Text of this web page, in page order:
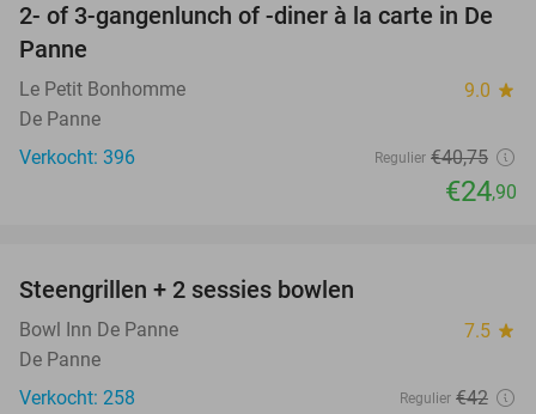
39%
2- of 3-gangenlunch of -diner à la carte in De
Panne
Le Petit Bonhomme 9.0 star
De Panne
Verkocht: 396
Regulier €40,75
€24,90
Steengrillen + 2 sessies bowlen
Bowl Inn De Panne 7.5 star
De Panne
Verkocht: 258
Regulier €42